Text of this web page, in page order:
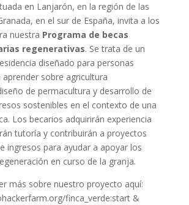
en Lanjarón, en la región de las
en el sur de España, invita a los
nuestra Programa de becas
regenerativas. Se trata de un
diseñado para personas
sobre agricultura
de permacultura y desarrollo de
sostenibles en el contexto de una
Los becarios adquirirán experiencia
tutoría y contribuirán a proyectos
ingresos para ayudar a apoyar los
en curso de la granja.
más sobre nuestro proyecto aquí:
finca_verde:start &